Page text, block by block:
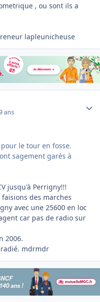
, ou sont ils a
lapleunicheuse
ans
le tour en fosse.
sagement garés à
jusqu'à Perrigny!!!
des marches
avec une 25600 en loc
car pas de radio sur
2006.
radié. mdrmdr